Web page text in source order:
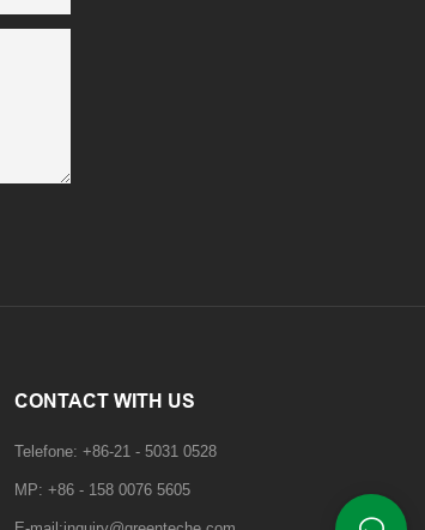
CONTACT WITH US
Telefone: +86-21 - 5031 0528
MP: +86 - 158 0076 5605